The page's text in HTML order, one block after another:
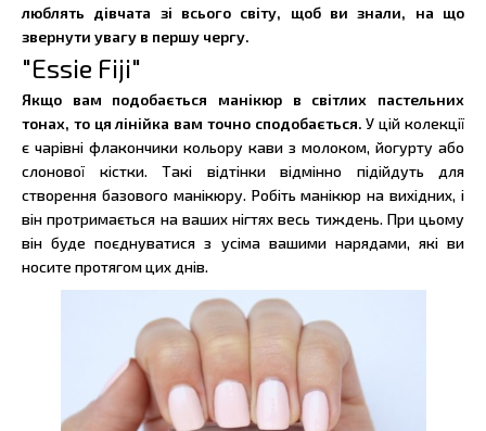
люблять дівчата зі всього світу, щоб ви знали, на що
звернути увагу в першу чергу.
"Essie Fiji"
Якщо вам подобається манікюр в світлих пастельних
тонах, то ця лінійка вам точно сподобається.У цій колекції
є чарівні флакончики кольору кави з молоком, йогурту або
слонової кістки. Такі відтінки відмінно підійдуть для
створення базового манікюру. Робіть манікюр на вихідних, і
він протримається на ваших нігтях весь тиждень. При цьому
він буде поєднуватися з усіма вашими нарядами, які ви
носите протягом цих днів.